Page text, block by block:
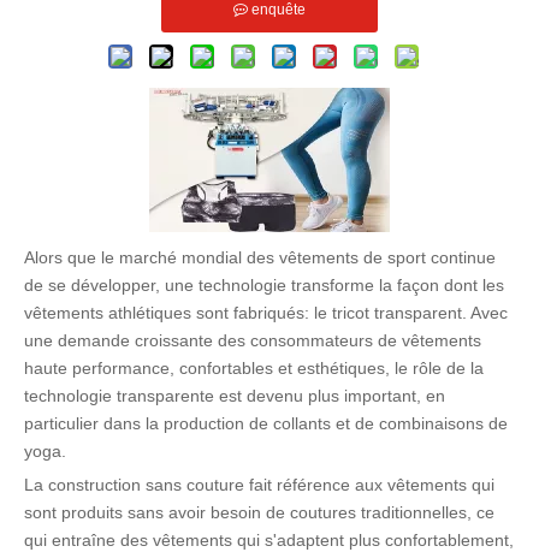
enquête
Alors que le marché mondial des vêtements de sport continue
de se développer, une technologie transforme la façon dont les
vêtements athlétiques sont fabriqués: le tricot transparent. Avec
une demande croissante des consommateurs de vêtements
haute performance, confortables et esthétiques, le rôle de la
technologie transparente est devenu plus important, en
particulier dans la production de collants et de combinaisons de
yoga.
La construction sans couture fait référence aux vêtements qui
sont produits sans avoir besoin de coutures traditionnelles, ce
qui entraîne des vêtements qui s'adaptent plus confortablement,